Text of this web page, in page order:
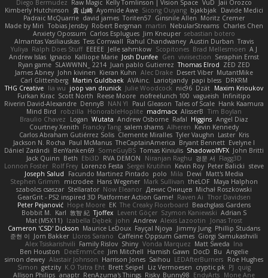
Diego Bermudez Raw Magic Kelly Tomlinson | Vision Space VuD Jaii Orozco
Kimberly Hutchinson 貴 山崎 Ayomide Awe Sicong Ouyang bjakbjak Davide Medici
Padraic McQuarrie david james Toriten57 Ginsnile Allen Moritz Cremer
Made by Miri Tobias Jensby Robert Bergman martin NebularStreams Charles Chen
Anxiety Opossum Carlos Esplugues Jim Kneuper sebastian botero
Almantas Vasiliauskas Tess Cornwall Rahul Chandwaney Austin Durban Travis
Yuliya Ralph Does Stuff EEEEE Jelle sahmkow Scopitones Brad Mellesmoen A J
Andrew Islas Ignacio Kalliope Marie Josh Dunfee Gen viviisection Seraphin Ernst
Ryan game SLAWWNN_ 2214 Juan pablo Gutierrez Thomas Elrod ZED ZED
James Abney John kivinen Kieran Kuhn Alec Drake Desert Viber MutantMike
Carl Glittenberg Martin Guldbaek AVAinc. Lariotjandy papi bless DRKRM
THG Creative lia wu joop van drunick Julie Woodcock nic96 Dzät Maxim Krioukov
Furkan Kirac Scott North Reese Moore nofreelunch 100 vagueish Infinitipo
Riverin David-Alexandre DennyB NAN YI Paul Gleason Tales of Scale Hank Kaamura
Mind Bird
robzilla HonorableHoplite madmacx AlisserB Tim Boylan
Braulio Chavez
Logan Wutata Andrew Osborne Rafal Higgins Angel Diaz
Courtney Xenith Francky Tang salem shams Alheren Kevin Kennedy
Carlos Abraham Gutiérrez Solis Clemente Miralles Tyler Vaughn Laster Kris
Jackson N. Rocha Paul McManus TheCaptainAmerica Bryant Bennett Evelyne I
Dániel Zarándi BenYanken69 SomeGuyBS Tomas Kiniulis ShadowolfVFX John Britti
Jack Quinn Beth Ebi3D RVA DEMON Niranjan Raghu 경문 서 Flagg3D
Lonnon Foster Rolf Frey Lorenzo Festa Sergei Krutihin Kevin Roy Peter Balicki steve
Joseph Salud
Facundo Martinez Pintado polo Mila Dewi
Matt's Media
Stephen Grimm
microdee Hans Wegener Mark Sullivan theLOF Maya Halphon
szabolcs csaszar Stellarator Now Eleanor Денис Оницев Michał Roszkowski
GearGrit - PS2 inspired 3D Platformer Action Game! Raven Ai Thor Davidsen
Peter Pejanović Hope Moore EK The Creaky Floorboard Beachglass Gardens
Bobbit M. Karl 敦智 紀 Tjoffex Levent Göçer Szymon Kaniewski Adrian S
Mat (M5X11) Izabella Dębek john Andrew Alexis Lazootin
Jonas Trost
Cameron 'CSD' Dickson Maurice LeDoux Fayçal Njoya Jimmy Jung Phillip Studans
준현 이 Jorn Bakker Lloros Sarano Caffeine Oppsum Games Giorgi Samukashvili
Alex Tsiskarishvili Family Rislov Shiny Vonda Marquez Matt Sweda Ina
Ben Houston
DeeEmmCee Jim Mitchell Hamish Gawn DocD Bu Angelie
simon dewey Alastair Johnson Harrison Jones Saihou LEDAfterBurners Roe Hughes
Simon getzity K.O Tsitra Eht Brett Seipel Liz Vermoesen cryptic pk PJ quig
Allison Philips anaptr RenAzuma's Things Risky_Bunny98 EndyArts Mone Ane